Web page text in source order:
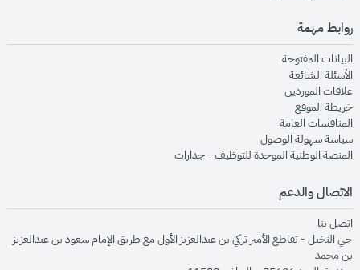
روابط مهمة
البيانات المفتوحةopens in new window
الأسئلة الشائعةopens in new window
علاقات الموردينopens in new window
خريطة الموقعopens in new window
المنافسات العامةopens in new window
سياسة سهولة الوصولopens in new window
المنصة الوطنية الموحدة للتوظيف - جداراتopens in new window
الاتصال والدعم
اتصل بنا
حي النخيل - تقاطع الأمير تركي بن عبدالعزيز الأول مع طريق الإمام سعود بن عبدالعزيز
بن محمد